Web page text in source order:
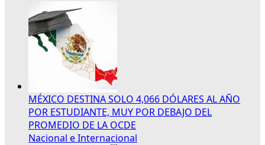
MÉXICO DESTINA SOLO 4,066 DÓLARES AL AÑO
POR ESTUDIANTE, MUY POR DEBAJO DEL
PROMEDIO DE LA OCDE
Nacional e Internacional